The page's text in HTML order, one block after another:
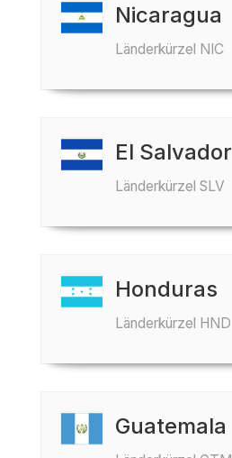
Nicaragua
Länderkürzel NIC
El Salvador
Länderkürzel SLV
Honduras
Länderkürzel HND
Guatemala